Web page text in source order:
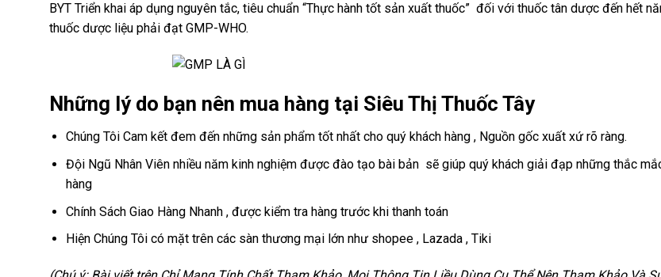
BYT Triển khai áp dụng nguyên tắc, tiêu chuẩn “Thực hành tốt sản xuất thuốc” đối với thuốc tân dược đến hết
thuốc dược liệu phải đạt GMP-WHO.
Những lý do bạn nên mua hàng tại Siêu Thị Thuốc Tây
Chúng Tôi Cam kết đem đến những sản phẩm tốt nhất cho quý khách hàng , Nguồn gốc xuất xứ rõ ràng.
Đội Ngũ Nhân Viên nhiều năm kinh nghiệm được đào tạo bài bản sẽ giúp quý khách giải đạp những thắc
hàng
Chính Sách Giao Hàng Nhanh , được kiểm tra hàng trước khi thanh toán
Hiện Chúng Tôi có mặt trên các sàn thương mại lớn như shopee , Lazada , Tiki